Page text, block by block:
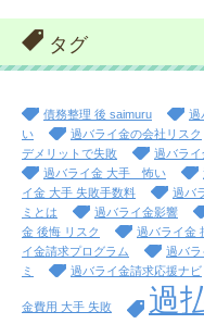
タグ
債務整理 後 saimuru 過
い
過バライ金の会社リスク
デメリットで失敗
過バラ
過バライ金 大手 怖い
イ金 大手 失敗手数料
過バ
ミとは
過バライ金影響
金 後悔 リスク
過バライ金
イ金請求プログラム
過バ
ミ
過バライ金請求応援ナビ
金費用 大手 失敗
過